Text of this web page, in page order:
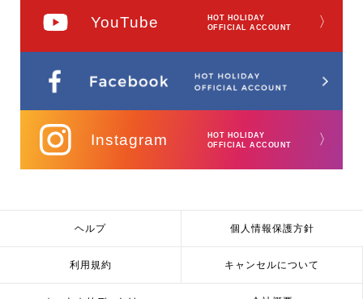
YouTube
HOT HOLIDAY
OFFICIAL ACCOUNT
〉
Instagram
HOT HOLIDAY
OFFICIAL ACCOUNT
〉
ヘルプ 個人情報保護方針
利用規約 キャンセルについて